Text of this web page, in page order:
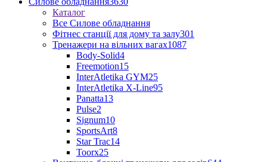
Каталог
Все Силове обладнання
Фітнес станції для дому та залу301
Тренажери на вільних вагах1087
Body-Solid4
Freemotion15
InterAtletika GYM25
InterAtletika X-Line95
Panatta13
Pulse2
Signum10
SportsArt8
Star Trac14
Toorx25